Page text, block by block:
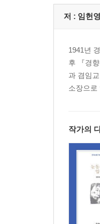
20세기 인류
펜으로 싸운
저 : 임헌영
1941년
후 『경
과 겸임
소장으로
작가의